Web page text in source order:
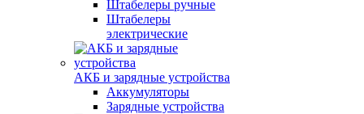
Штабелеры ручные
Штабелеры
электрические
АКБ и зарядные устройства
Аккумуляторы
Зарядные устройства